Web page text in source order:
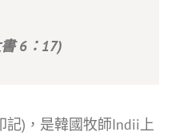
6：17)
記)，是韓國牧師Indii上